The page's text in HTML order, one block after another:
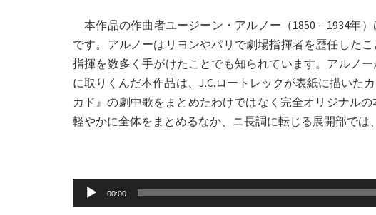
本作品の作曲者ユージーン・アルノー（1850－1934年
です。アルノーはリヨンやパリで劇場指揮者を歴任した
指揮を数多く手がけたことでも知られています。アルノ
に取りくんだ本作品は、J.C.ロートレックが表紙に描いた
カド』の劇中歌をまとめたわけではなく完全オリジナル
軽やかに全体をまとめるなか、ニ長調に転じる展開部で
声
00:00